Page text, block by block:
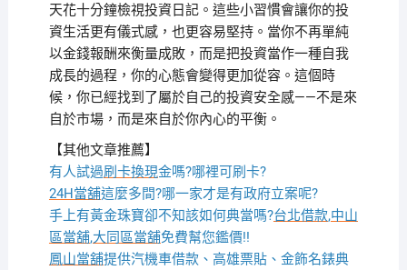
天花十分鐘檢視投資日記。這些小習慣會讓你的投
資生活更有儀式感，也更容易堅持。當你不再單純
以金錢報酬來衡量成敗，而是把投資當作一種自我
成長的過程，你的心態會變得更加從容。這個時
候，你已經找到了屬於自己的投資安全感——不是來
自於市場，而是來自於你內心的平衡。
【其他文章推薦】
有人試過刷卡換現金嗎?哪裡可刷卡?
24H當舖這麼多間?哪一家才是有政府立案呢?
手上有黃金珠寶卻不知該如何典當嗎?台北借款,中山
區當舖,大同區當舖免費幫您鑑價!!
鳳山當舖提供汽機車借款、高雄票貼、金飾名錶典